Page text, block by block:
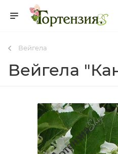
Вейгела
Вейгела